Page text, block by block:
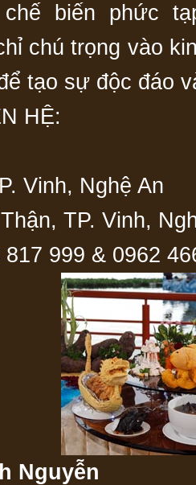
biến phức
chú trọng vào
tạo sự độc đáo
HỆ:
Vinh, Nghệ An
TP. Vinh,
999 & 0962
Nguyễn